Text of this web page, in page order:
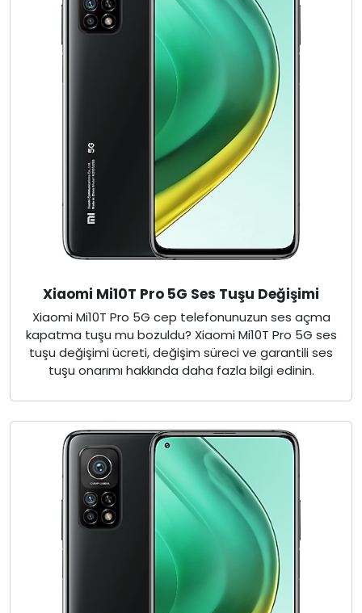
Xiaomi Mi10T Pro 5G Ses Tuşu Değişimi
Xiaomi Mi10T Pro 5G cep telefonunuzun ses açma
kapatma tuşu mu bozuldu? Xiaomi Mi10T Pro 5G ses
tuşu değişimi ücreti, değişim süreci ve garantili ses
tuşu onarımı hakkında daha fazla bilgi edinin.